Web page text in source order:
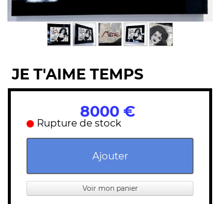
JE T'AIME TEMPS
8000 €
Rupture de stock
Ajouter
Voir mon panier